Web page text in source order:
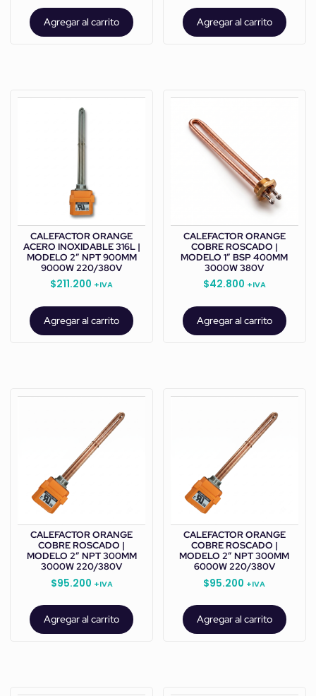
Agregar al carrito Agregar al carrito
CALEFACTOR ORANGE
ACERO INOXIDABLE 316L |
MODELO 2” NPT 900MM
9000W 220/380V
$211.200 +IVA
Agregar al carrito
CALEFACTOR ORANGE
COBRE ROSCADO |
MODELO 1” BSP 400MM
3000W 380V
$42.800 +IVA
Agregar al carrito
CALEFACTOR ORANGE
COBRE ROSCADO |
MODELO 2” NPT 300MM
3000W 220/380V
$95.200 +IVA
Agregar al carrito
CALEFACTOR ORANGE
COBRE ROSCADO |
MODELO 2” NPT 300MM
6000W 220/380V
$95.200 +IVA
Agregar al carrito